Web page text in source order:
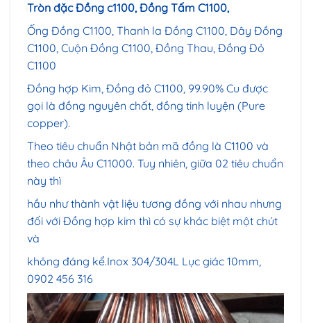
Tròn đặc Đồng c1100, Đồng Tấm C1100,
Ống Đồng C1100, Thanh la Đồng C1100, Dây Đồng
C1100, Cuộn Đồng C1100, Đồng Thau, Đồng Đỏ
C1100
Đồng hợp Kim, Đồng đỏ C1100, 99.90% Cu được
gọi là đồng nguyên chất, đồng tinh luyện (Pure
copper).
Theo tiêu chuẩn Nhật bản mã đồng là C1100 và
theo châu Âu C11000. Tuy nhiên, giữa 02 tiêu chuẩn
này thì
hầu như thành vật liệu tương đồng với nhau nhưng
đối với Đồng hợp kim thì có sự khác biệt một chút
và
không đáng kể.Inox 304/304L Lục giác 10mm,
0902 456 316